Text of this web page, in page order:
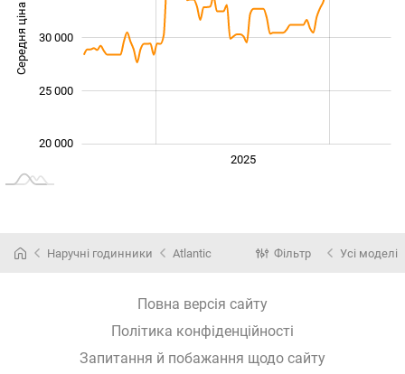
Середня ціна 22 000
20 000
30 000
25 000
2025
Наручні годинники Atlantic Фільтр Усі моделі
Повна версія сайту
Політика конфіденційності
Запитання й побажання щодо сайту